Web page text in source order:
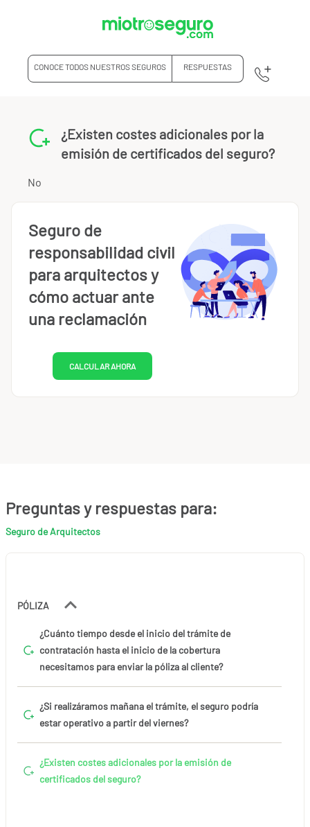
CONOCE TODOS NUESTROS SEGUROS RESPUESTAS
Preguntas y respuestas para:
Seguro de Arquitectos
PÓLIZA
¿Cuánto tiempo desde el inicio del trámite de
contratación hasta el inicio de la cobertura
necesitamos para enviar la póliza al cliente?
¿Si realizáramos mañana el trámite, el seguro podría
estar operativo a partir del viernes?
¿Existen costes adicionales por la emisión de
certificados del seguro?
¿Existen costes adicionales por la
emisión de certificados del seguro?
No
Seguro de
responsabilidad civil
para arquitectos y
cómo actuar ante
una reclamación
CALCULAR AHORA